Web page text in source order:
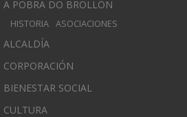
A POBRA DO BROLLÓN
HISTORIA ASOCIACIONES
ALCALDÍA
CORPORACIÓN
BIENESTAR SOCIAL
CULTURA